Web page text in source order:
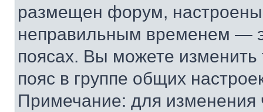
размещен форум, настроены
неправильным временем —
поясах. Вы можете изменить
пояс в группе общих
Примечание: для изменения